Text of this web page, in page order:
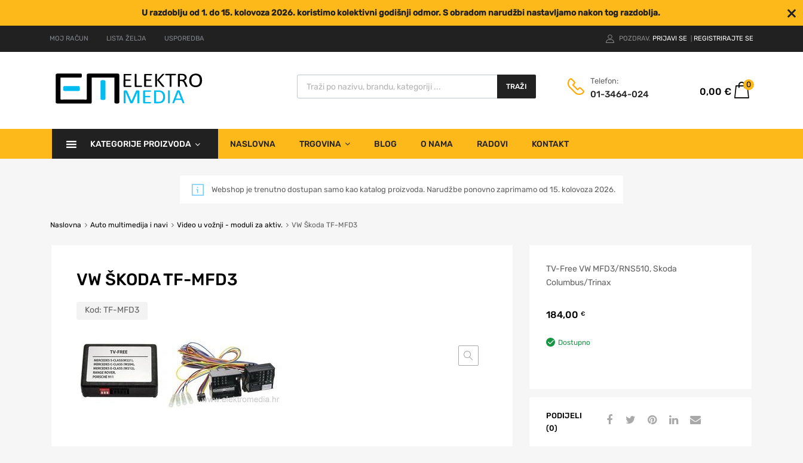
U razdoblju od 1. do 15. kolovoza 2026. koristimo kolektivni godišnji odmor. S obradom narudžbi nastavljamo nakon tog razdoblja.
MOJ RAČUN LISTA ŽELJA USPOREDBA POZDRAV. PRIJAVI SE REGISTRIRAJTE SE
TRAŽI
Telefon:
01-3464-024 0,00 €
0
KATEGORIJE PROIZVODA NASLOVNA TRGOVINA BLOG O NAMA RADOVI KONTAKT
Webshop je trenutno dostupan samo kao katalog proizvoda. Narudžbe ponovno zaprimamo od 15. kolovoza 2026.
Naslovna Auto multimedija i navi Video u vožnji - moduli za aktiv. VW Škoda TF-MFD3
VW ŠKODA TF-MFD3
Kod: TF-MFD3
TV-Free VW MFD3/RNS510, Skoda
Columbus/Trinax
184,00 €
Dostupno
PODIJELI
(0)